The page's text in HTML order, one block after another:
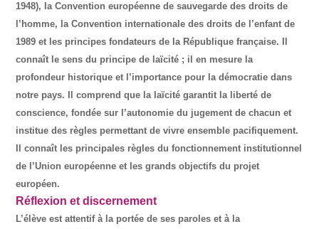
1948), la Convention européenne de sauvegarde des droits de
l’homme, la Convention internationale des droits de l’enfant de
1989 et les principes fondateurs de la République française. Il
connaît le sens du principe de laïcité ; il en mesure la
profondeur historique et l’importance pour la démocratie dans
notre pays. Il comprend que la laïcité garantit la liberté de
conscience, fondée sur l’autonomie du jugement de chacun et
institue des règles permettant de vivre ensemble pacifiquement.
Il connaît les principales règles du fonctionnement institutionnel
de l’Union européenne et les grands objectifs du projet
européen.
Réflexion et discernement
L’élève est attentif à la portée de ses paroles et à la